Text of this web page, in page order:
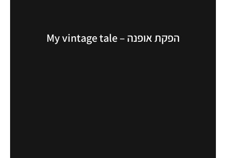
הפקת אופנה – My vintage tale